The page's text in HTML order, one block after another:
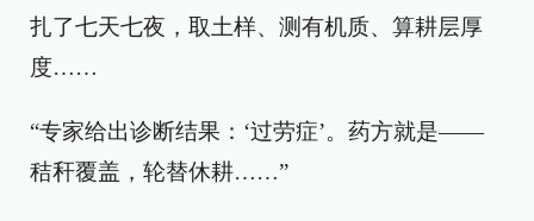
扎了七天七夜，取土样、测有机质、算耕层厚
度……
“专家给出诊断结果：‘过劳症’。药方就是——
秸秆覆盖，轮替休耕……”